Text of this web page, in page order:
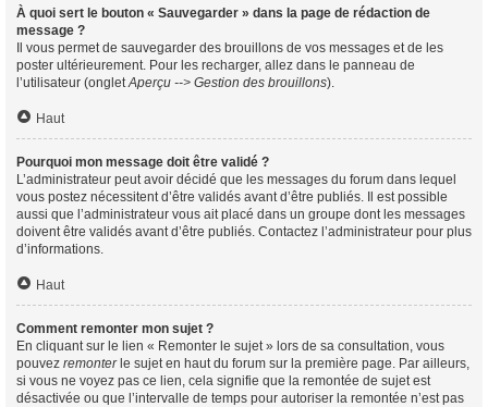
À quoi sert le bouton « Sauvegarder » dans la page de rédaction de
message ?
Il vous permet de sauvegarder des brouillons de vos messages et de les
poster ultérieurement. Pour les recharger, allez dans le panneau de
l’utilisateur (ongletAperçu --> Gestion des brouillons).
Haut
Pourquoi mon message doit être validé ?
L’administrateur peut avoir décidé que les messages du forum dans lequel
vous postez nécessitent d’être validés avant d’être publiés. Il est possible
aussi que l’administrateur vous ait placé dans un groupe dont les messages
doivent être validés avant d’être publiés. Contactez l’administrateur pour plus
d’informations.
Haut
Comment remonter mon sujet ?
En cliquant sur le lien « Remonter le sujet » lors de sa consultation, vous
pouvez remonterle sujet en haut du forum sur la première page. Par ailleurs,
si vous ne voyez pas ce lien, cela signifie que la remontée de sujet est
désactivée ou que l’intervalle de temps pour autoriser la remontée n’est pas